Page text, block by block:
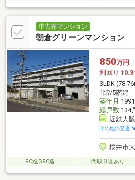
中古売マンション
朝倉グリーンマンション
850万円
利回り 10.3
3LDK
1階/5階建
築年月
総戸数134
近鉄大
その他の交通
桜井市
RC造SRC造 間取り図あり